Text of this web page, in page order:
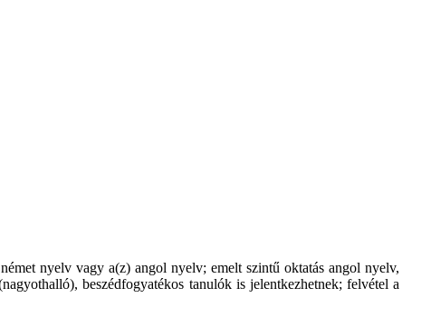
nyelv vagy a(z) angol nyelv; emelt szintű oktatás angol nyelv,
beszédfogyatékos tanulók is jelentkezhetnek; felvétel a